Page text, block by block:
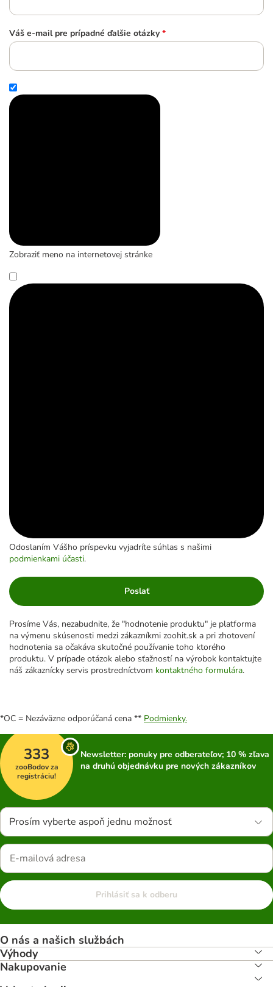
Váš e-mail pre prípadné ďalšie otázky *
Zobraziť meno na internetovej stránke
Odoslaním Vášho príspevku vyjadríte súhlas s našimi
podmienkami účasti.
Poslať
Prosíme Vás, nezabudnite, že "hodnotenie produktu" je platforma
na výmenu skúsenosti medzi zákazníkmi zoohit.sk a pri zhotovení
hodnotenia sa očakáva skutočné používanie toho ktorého
produktu. V prípade otázok alebo sťažností na výrobok kontaktujte
náš zákaznícky servis prostredníctvom kontaktného formulára.
*OC = Nezáväzne odporúčaná cena ** Podmienky.
333
zooBodov za
registráciu!
Newsletter: ponuky pre odberateľov; 10 % zľava
na druhú objednávku pre nových zákazníkov
Prosím vyberte aspoň jednu možnosť
Prihlásiť sa k odberu
O nás a našich službách
Výhody
Nakupovanie